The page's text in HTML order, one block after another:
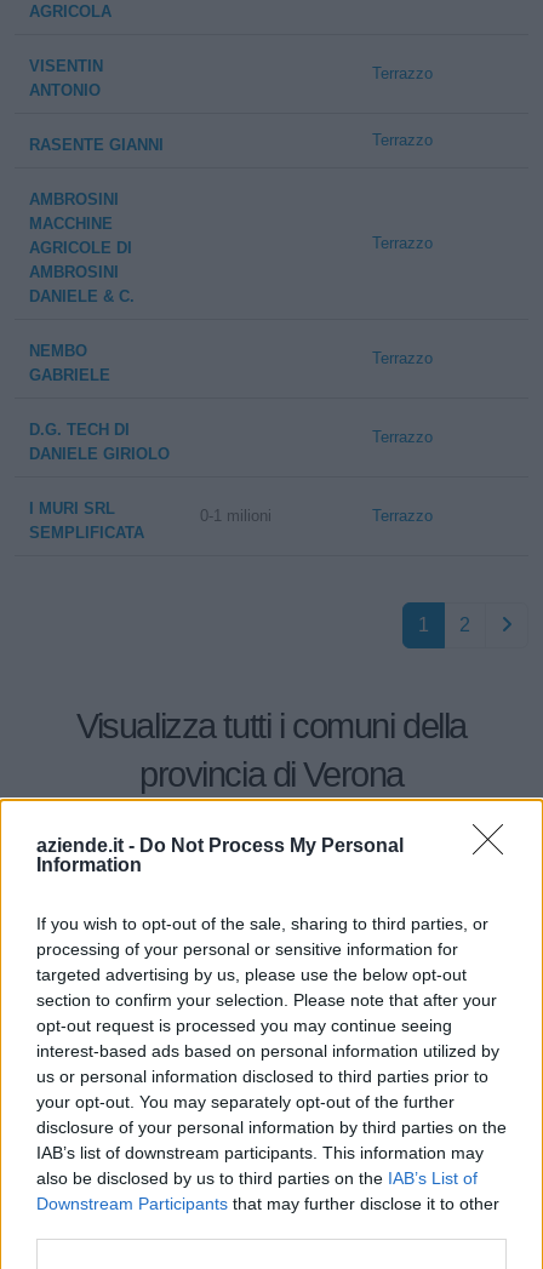
aziende.it - Do Not Process My Personal
Information
If you wish to opt-out of the sale, sharing to third parties, or
processing of your personal or sensitive information for
targeted advertising by us, please use the below opt-out
section to confirm your selection. Please note that after your
opt-out request is processed you may continue seeing
interest-based ads based on personal information utilized by
us or personal information disclosed to third parties prior to
your opt-out. You may separately opt-out of the further
disclosure of your personal information by third parties on the
IAB’s list of downstream participants. This information may
also be disclosed by us to third parties on the IAB’s List of
Downstream Participants that may further disclose it to other
AGRICOLA
VISENTIN
ANTONIO
Terrazzo
RASENTE GIANNI Terrazzo
AMBROSINI
MACCHINE
AGRICOLE DI
AMBROSINI
DANIELE & C.
Terrazzo
NEMBO
GABRIELE
Terrazzo
D.G. TECH DI
DANIELE GIRIOLO
Terrazzo
I MURI SRL
SEMPLIFICATA
0-1 milioni Terrazzo
1 2
Visualizza tutti i comuni della
provincia di Verona
Affi (197)
Angiari (49)
Arcole (129)
Badia Calavena (55)
Bardolino (311)
Belfiore (71)
Bonavigo (31)